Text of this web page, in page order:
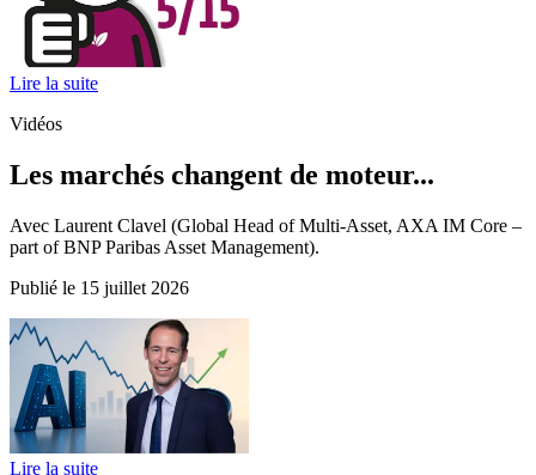
Lire la suite
Vidéos
Les marchés changent de moteur...
Avec Laurent Clavel (Global Head of Multi-Asset, AXA IM Core –
part of BNP Paribas Asset Management).
Publié le 15 juillet 2026
Lire la suite